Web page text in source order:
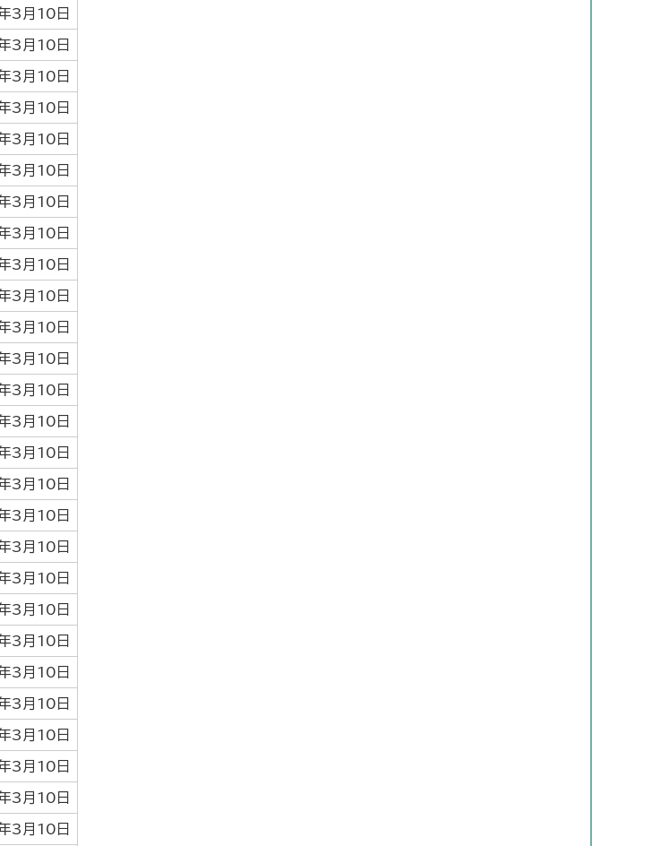
3月10日
3月10日
3月10日
3月10日
3月10日
3月10日
3月10日
3月10日
3月10日
3月10日
3月10日
3月10日
3月10日
3月10日
3月10日
3月10日
3月10日
3月10日
3月10日
3月10日
3月10日
3月10日
3月10日
3月10日
3月10日
3月10日
3月10日